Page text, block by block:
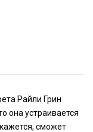
Райли Грин
она устраивается
сможет